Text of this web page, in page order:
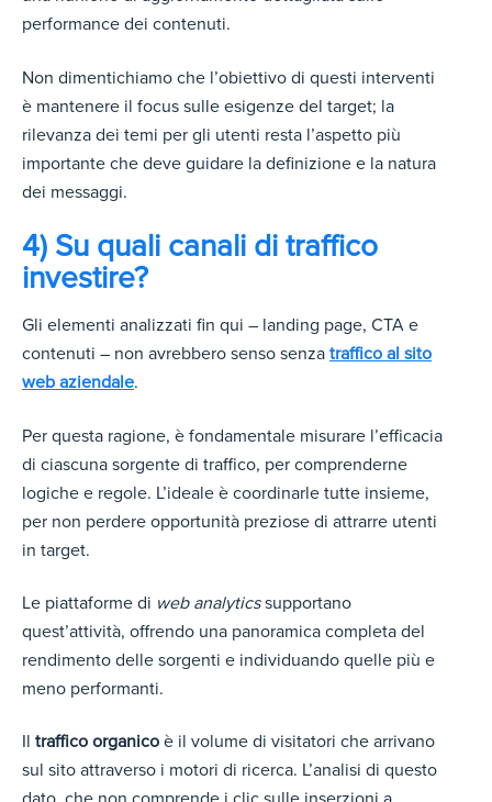
performance dei contenuti.
Non dimentichiamo che l’obiettivo di questi interventi
è mantenere il focus sulle esigenze del target; la
rilevanza dei temi per gli utenti resta l’aspetto più
importante che deve guidare la definizione e la natura
dei messaggi.
4) Su quali canali di traffico
investire?
Gli elementi analizzati fin qui – landing page, CTA e
contenuti – non avrebbero senso senza traffico al sito
web aziendale.
Per questa ragione, è fondamentale misurare l’efficacia
di ciascuna sorgente di traffico, per comprenderne
logiche e regole. L’ideale è coordinarle tutte insieme,
per non perdere opportunità preziose di attrarre utenti
in target.
Le piattaforme di web analyticssupportano
quest’attività, offrendo una panoramica completa del
rendimento delle sorgenti e individuando quelle più e
meno performanti.
Il traffico organico è il volume di visitatori che arrivano
sul sito attraverso i motori di ricerca. L’analisi di questo